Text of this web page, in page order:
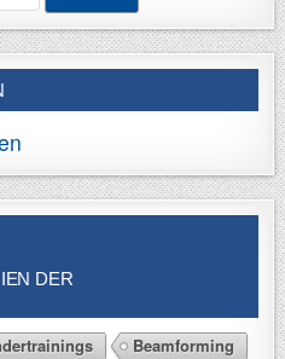
DER
Beamforming